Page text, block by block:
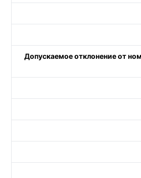
Допускаемое отклонение от